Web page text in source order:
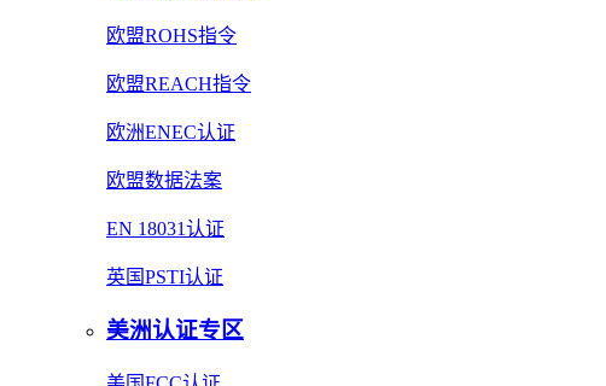
欧盟ROHS指令
欧盟REACH指令
欧洲ENEC认证
欧盟数据法案
EN 18031认证
英国PSTI认证
美洲认证专区